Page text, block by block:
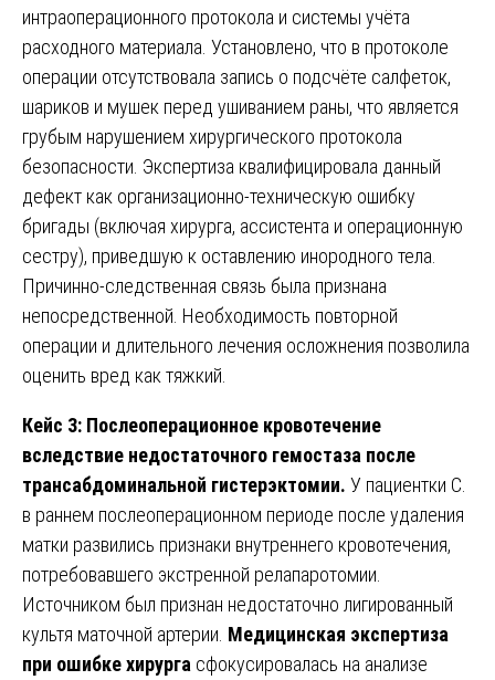
интраоперационного протокола и системы учёта
расходного материала. Установлено, что в протоколе
операции отсутствовала запись о подсчёте салфеток,
шариков и мушек перед ушиванием раны, что является
грубым нарушением хирургического протокола
безопасности. Экспертиза квалифицировала данный
дефект как организационно-техническую ошибку
бригады (включая хирурга, ассистента и операционную
сестру), приведшую к оставлению инородного тела.
Причинно-следственная связь была признана
непосредственной. Необходимость повторной
операции и длительного лечения осложнения позволила
оценить вред как тяжкий.
Кейс 3: Послеоперационное кровотечение
вследствие недостаточного гемостаза после
трансабдоминальной гистерэктомии. У пациентки С.
в раннем послеоперационном периоде после удаления
матки развились признаки внутреннего кровотечения,
потребовавшего экстренной релапаротомии.
Источником был признан недостаточно лигированный
культя маточной артерии. Медицинская экспертиза
при ошибке хирурга сфокусировалась на анализе